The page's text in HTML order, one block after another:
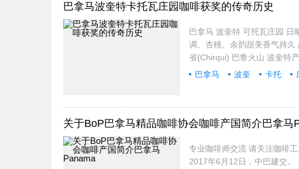
巴拿马波奎特卡托瓦庄园咖啡获奖的传奇历史
巴拿马 波奎特 可托瓦庄园 日
调、杏桃、余韵甜美香气持
省(Chirqui) 巴鲁火山 波奎特
巴拿马 波奎 卡托
关于BoP巴拿马精品咖啡协会咖啡产国简介巴拿马
专业咖啡师交流 请关注咖啡
2017年6月12日，中巴建交